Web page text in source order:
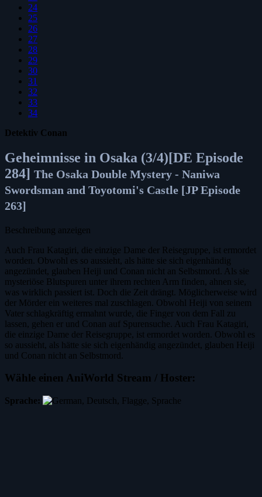
24
25
26
27
28
29
30
31
32
33
34
Detektiv Conan
Geheimnisse in Osaka (3/4)[DE Episode
284] The Osaka Double Mystery - Naniwa
Swordsman and Toyotomi's Castle [JP Episode
263]
Beschreibung anzeigen
Auch Frau Katagiri, die einzige Dame der Reisegruppe, ist ermordet
worden. Obwohl es so aussieht, als hätte sie sich eigenhändig
angezündet, glauben Heiji und Conan nicht an Selbstmord. Als sie
mysteriöse Blutspuren unter ihrem rechten Arm finden, ahnen sie,
was wirklich passiert ist. Doch die Zeit drängt. Möglicherweise wird
der Mörder ein weiteres mal zuschlagen. Obwohl Heiji von seinem
Vater schlagkräftig ermahnt wurde, die Finger von dem Fall zu
lassen, gehen er und Conan auf Spurensuche. Auch Frau Katagiri,
die einzige Dame der Reisegruppe, ist ermordet worden. Obwohl es
so aussieht, als hätte sie sich eigenhändig angezündet, glauben Heiji
und Conan nicht an Selbstmord.
Wähle einen AniWorld Stream / Hoster:
Sprache: